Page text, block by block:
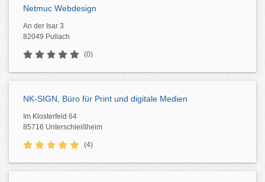
Netmuc Webdesign
An der Isar 3
82049 Pullach
(0)
NK-SIGN, Büro für Print und digitale Medien
Im Klosterfeld 64
85716 Unterschleißheim
(4)